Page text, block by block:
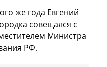
же года Евгений
совещался с
Министра
РФ.